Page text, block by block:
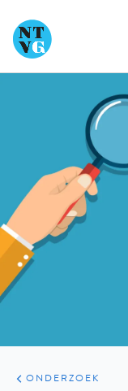
ARTIKELEN
ONDERZOEK
ONDERZOEK